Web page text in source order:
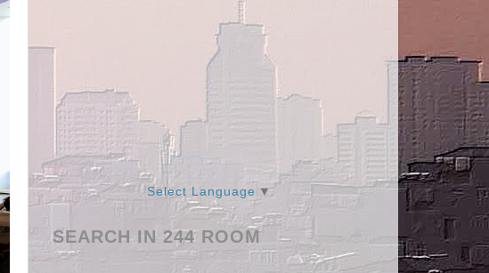
Select Language ▼
SEARCH IN 244 ROOM